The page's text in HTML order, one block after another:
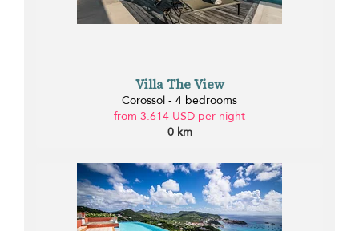
Villa The View
Corossol - 4 bedrooms
from 3.614 USD per night
0 km